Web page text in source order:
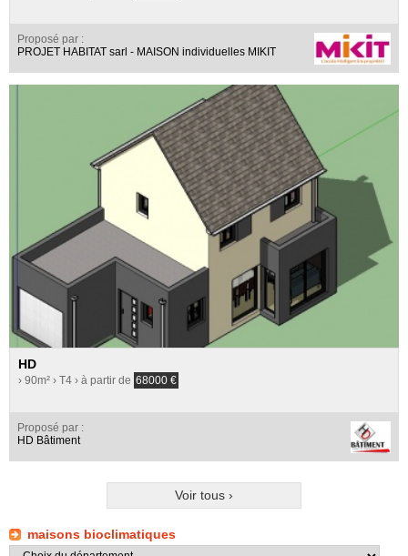
Proposé par :
PROJET HABITAT sarl - MAISON individuelles MIKIT
HD
› 90m² › T4 › à partir de 68000 €
Proposé par :
HD Bâtiment
Voir tous ›
maisons bioclimatiques